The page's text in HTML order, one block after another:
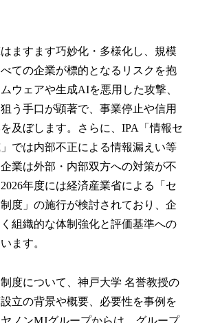
ますます巧妙化・多様化し、規模
ての企業が標的となるリスクを抱
ウェアや生成AIを悪用した攻撃、
う手口が顕著で、事業停止や信用
及ぼします。さらに、IPA「情報セ
では内部不正による情報漏えい等
業は外部・内部双方への対策が不
年度には経済産業省による「セ
度」の施行が検討されており、企
組織的な体制強化と評価基準への
ます。
度について、神戸大学 名誉教授の
立の背景や概要、必要性を事例を
ノンMJグループからは、グループ